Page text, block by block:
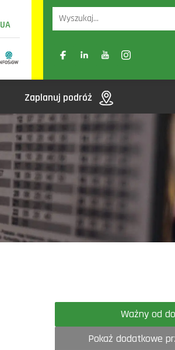
UA
A- A A+
Zaplanuj podróż
Ważny od do
Pokaż dodatkowe